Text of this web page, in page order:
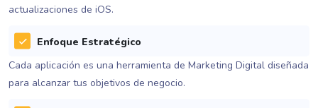
actualizaciones de iOS.
Enfoque Estratégico
Cada aplicación es una herramienta de Marketing Digital diseñada
para alcanzar tus objetivos de negocio.